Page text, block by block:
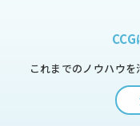
これまでのノウハウ